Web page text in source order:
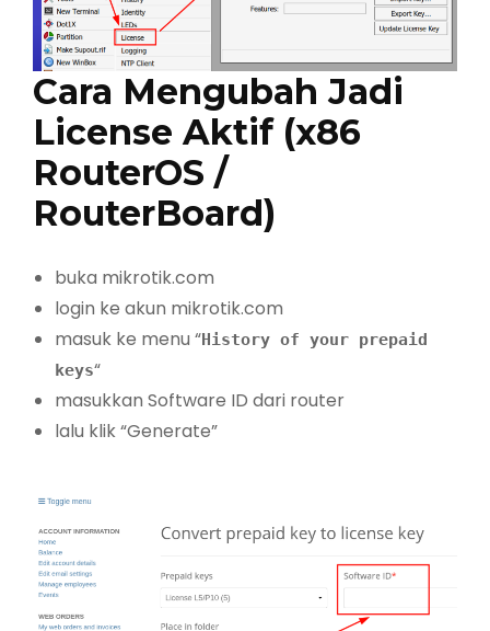
Cara Mengubah Jadi
License Aktif (x86
RouterOS /
RouterBoard)
buka mikrotik.com
login ke akun mikrotik.com
masuk ke menu “History of your prepaid
keys“
masukkan Software ID dari router
lalu klik “Generate”